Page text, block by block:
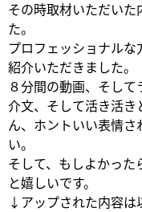
その時取材いただい
た。
プロフェッショナル
紹介いただきました。
８分間の動画、そし
介文、そして活き活き
ん、ホントいい表情さ
い。
そして、もしよかった
と嬉しいです。
↓アップされた内容は